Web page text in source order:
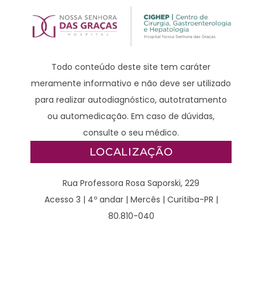
Todo conteúdo deste site tem caráter
meramente informativo e não deve ser utilizado
para realizar autodiagnóstico, autotratamento
ou automedicação. Em caso de dúvidas,
consulte o seu médico.
LOCALIZAÇÃO
Rua Professora Rosa Saporski, 229
Acesso 3 | 4º andar | Mercês | Curitiba-PR |
80.810-040